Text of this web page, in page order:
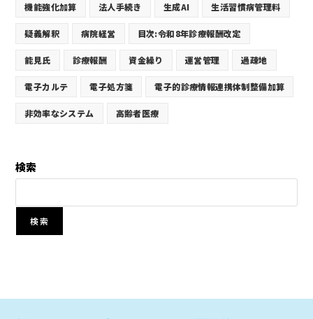
機能強化加算 法人手続き 生成AI 生活習慣病管理料
疑義解釈 病院経営 目次:令和8年診療報酬改定
能見氏 診療報酬 資金繰り 運営管理 過疎地
電子カルテ 電子処方箋 電子的診療情報連携体制整備加算
非効率なシステム 高齢者医療
検索
検索